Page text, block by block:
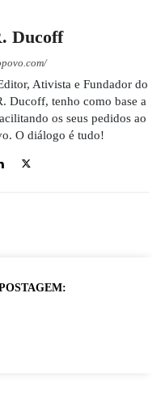
Ducoff
Ativista e Fundador do
Ducoff, tenho como base a
os seus pedidos ao
O diálogo é tudo!